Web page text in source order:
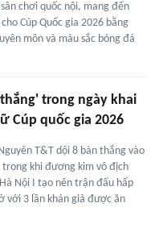
chơi quốc nội, mang đến
Cúp Quốc gia 2026 bằng
môn và màu sắc bóng đá
trong ngày khai
Cúp quốc gia 2026
T&T dội 8 bàn thắng vào
khi đương kim vô địch
Nội I tạo nên trận đấu hấp
với 3 lần khán giả được ăn